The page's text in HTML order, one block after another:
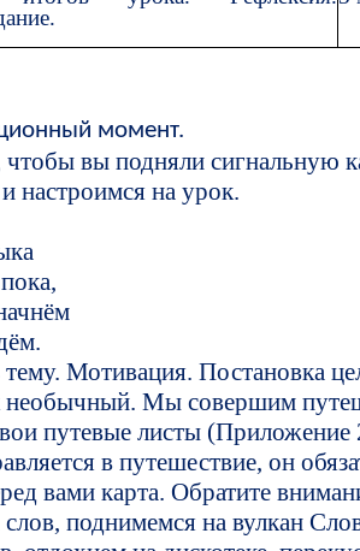
момент.
чтобы вы подняли сигнальную
настроимся на урок.
Мотивация. Постановка
необычный. Мы совершим
путевые листы
в путешествие, он
вами карта. Обратите
поднимемся на вулкан